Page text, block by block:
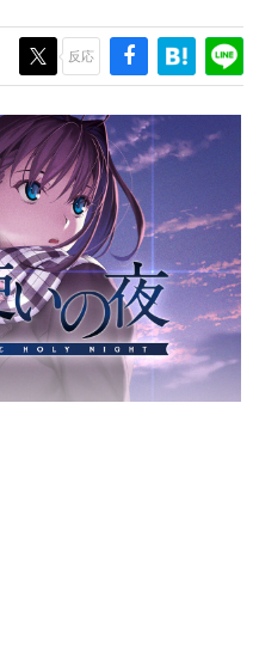
ち
た作家さんに取材し、ゲームが
産業史
おける主要なトピック・タイト
へのインタビューや識者による
史が一望できる決定版！
ムクリエイターの青春〜
』等で知られるマンガ家・田中圭
レポートマンガです。
い？
がゲームの魅力を画面や操作の
ていく、硬派で骨太な評論連載
反応